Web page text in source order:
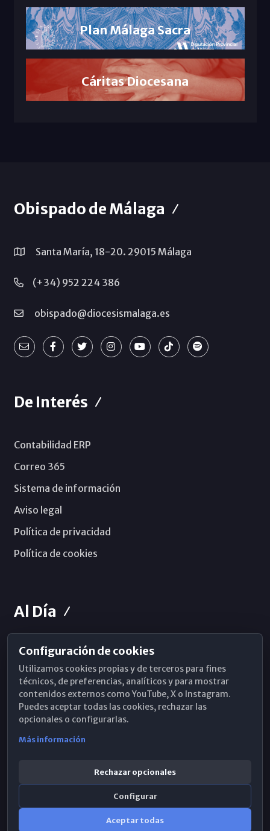
Plan Málaga Sacra
Cáritas Diocesana
Obispado de Málaga
Santa María, 18-20. 29015 Málaga
(+34) 952 224 386
obispado@diocesismalaga.es
De Interés
Contabilidad ERP
Correo 365
Sistema de información
Aviso legal
Política de privacidad
Política de cookies
Al Día
Horarios de Misa
Hemeroteca
WhatsApp
Configuración de cookies
Utilizamos cookies propias y de terceros para fines
técnicos, de preferencias, analíticos y para mostrar
contenidos externos como YouTube, X o Instagram.
Puedes aceptar todas las cookies, rechazar las
opcionales o configurarlas.
Más información
Rechazar opcionales
Configurar
Aceptar todas